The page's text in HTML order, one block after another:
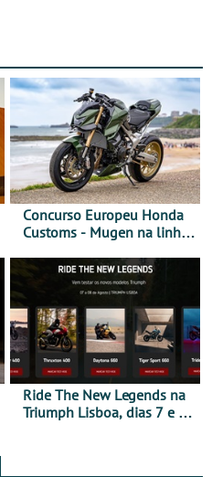
Concurso Europeu Honda
Customs - Mugen na linha
ganhar
Ride The New Legends na
Triumph Lisboa, dias 7 e 8